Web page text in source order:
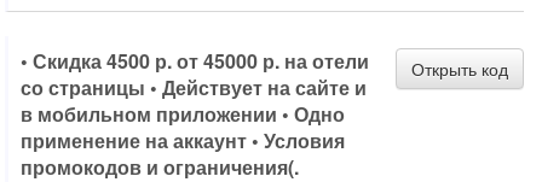
• Скидка 4500 р. от 45000 р. на отели
со страницы • Действует на сайте и
в мобильном приложении • Одно
применение на аккаунт • Условия
промокодов и ограничения(.
Открыть код